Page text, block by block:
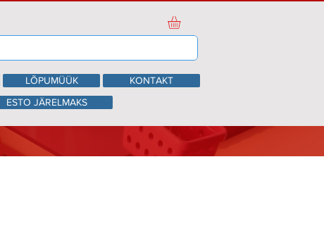
LÕPUMÜÜK
KONTAKT
ESTO JÄRELMAKS